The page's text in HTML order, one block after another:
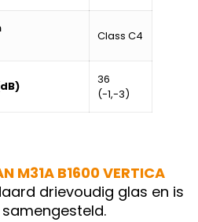
Class C4
36
(-1,-3)
M31A B1600 VERTICA
drievoudig glas en is